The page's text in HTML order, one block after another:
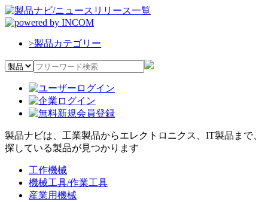
>製品カテゴリー
製品ナビは、工業製品からエレクトロニクス、IT製品まで、
探している製品が見つかります
工作機械
機械工具/作業工具
産業用機械